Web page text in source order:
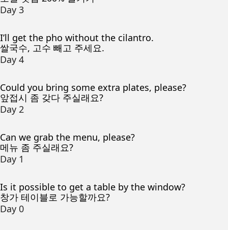
Day 3
I’ll get the pho without the cilantro.
쌀국수, 고수 빼고 주세요.
Day 4
Could you bring some extra plates, please?
앞접시 좀 갖다 주실래요?
Day 2
Can we grab the menu, please?
메뉴 좀 주실래요?
Day 1
Is it possible to get a table by the window?
창가 테이블로 가능할까요?
Day 0